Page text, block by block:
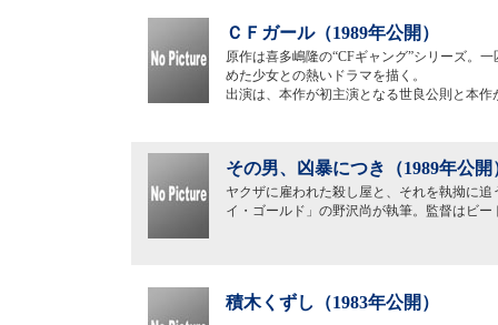
ＣＦガール（1989年公開）
原作は喜多嶋隆の“CFギャング”シリーズ。
めた少女との熱いドラマを描く。
出演は、本作が初主演となる世良公則と本作
その男、凶暴につき（1989年公開
ヤクザに雇われた殺し屋と、それを執拗に
イ・ゴールド」の野沢尚が執筆。監督はビ
積木くずし（1983年公開）